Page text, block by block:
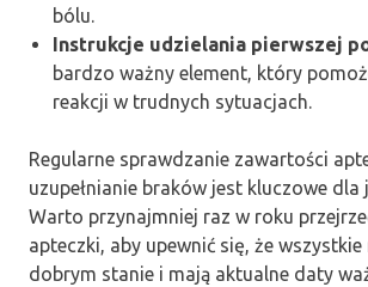
bólu.
Instrukcje udzielania pierwszej
bardzo ważny element, który
reakcji w trudnych sytuacjach.
Regularne sprawdzanie zawartości
uzupełnianie braków jest kluczowe dla
Warto przynajmniej raz w roku
apteczki, aby upewnić się, że wszystkie
dobrym stanie i mają aktualne daty